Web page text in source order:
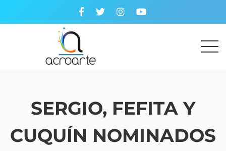
SERGIO, FEFITA Y
CUQUÍN NOMINADOS